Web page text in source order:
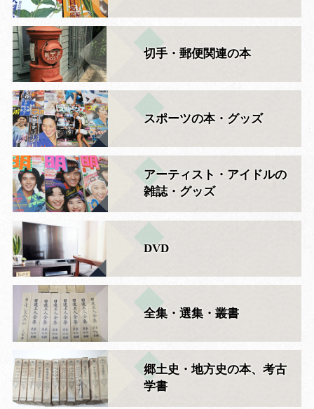
切手・郵便関連の本
スポーツの本・グッズ
アーティスト・アイドルの
雑誌・グッズ
DVD
全集・選集・叢書
郷土史・地方史の本、考古
学書